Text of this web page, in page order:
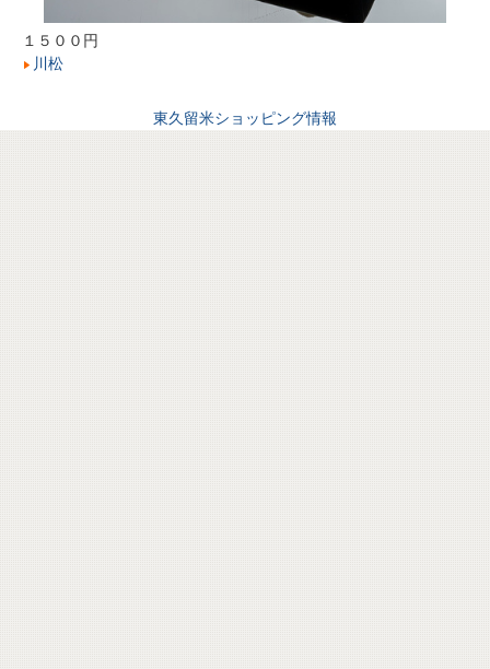
１５００円
川松
東久留米ショッピング情報